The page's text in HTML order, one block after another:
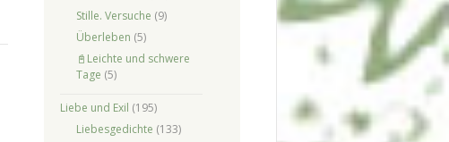
Stille. Versuche (9)
Überleben (5)
📓Leichte und schwere
Tage (5)
Liebe und Exil (195)
Liebesgedichte (133)